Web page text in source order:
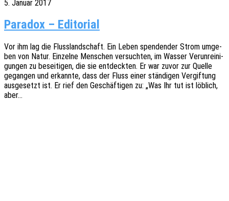
5. Januar 2017
Paradox – Editorial
Vor ihm lag die Fluss­land­schaft. Ein Leben spen­den­der Strom umge­
ben von Natur. Einzel­ne Menschen versuch­ten, im Wasser Verun­rei­ni­
gun­gen zu besei­ti­gen, die sie entdeck­ten. Er war zuvor zur Quelle
gegan­gen und erkann­te, dass der Fluss einer stän­di­gen Vergif­tung
ausge­setzt ist. Er rief den Geschäf­ti­gen zu: „Was Ihr tut ist löblich,
aber…